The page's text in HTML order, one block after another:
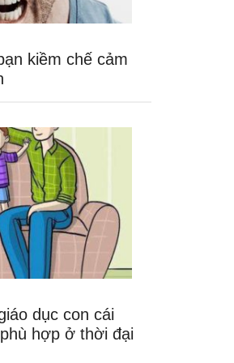
kiềm chế cảm
dục con cái
hợp ở thời đại